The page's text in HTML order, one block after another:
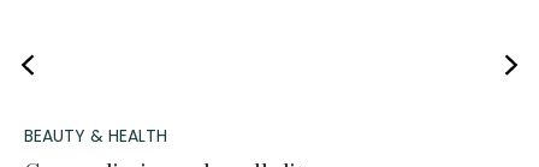
BEAUTY & HEALTH